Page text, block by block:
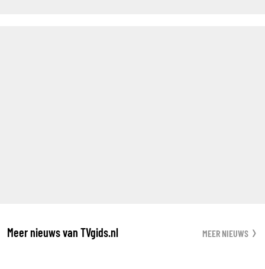
Meer nieuws van TVgids.nl MEER NIEUWS